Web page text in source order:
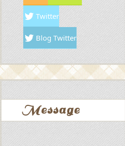
Twitter
Blog Twitter
Message